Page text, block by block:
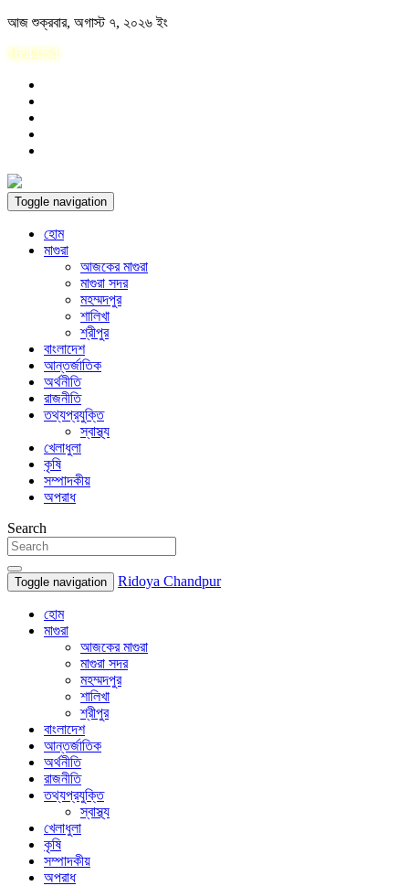
Skip
content
আজ শুক্রবার, অগাস্ট ৭, ২০২৬ ইং
16:44:55
Toggle navigation
হোম
মাগুরা
আজকের মাগুরা
মাগুরা সদর
মহম্মদপুর
শালিখা
শ্রীপুর
বাংলাদেশ
আন্তর্জাতিক
অর্থনীতি
রাজনীতি
তথ্যপ্রযুক্তি
স্বাস্থ্য
খেলাধুলা
কৃষি
সম্পাদকীয়
অপরাধ
Search
Toggle navigation Ridoya Chandpur
হোম
মাগুরা
আজকের মাগুরা
মাগুরা সদর
মহম্মদপুর
শালিখা
শ্রীপুর
বাংলাদেশ
আন্তর্জাতিক
অর্থনীতি
রাজনীতি
তথ্যপ্রযুক্তি
স্বাস্থ্য
খেলাধুলা
কৃষি
সম্পাদকীয়
অপরাধ